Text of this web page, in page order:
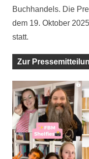
Buchhandels. Die
dem 19. Oktober
statt.
Zur